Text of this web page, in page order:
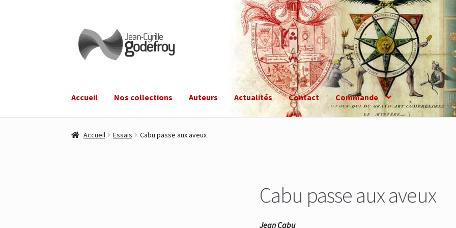
Aller
Aller
au
contenu
Accueil Nos collections Auteurs Actualités Contact Commande
Accueil Essais Cabu passe aux aveux
Cabu passe aux aveux
Jean Cabu